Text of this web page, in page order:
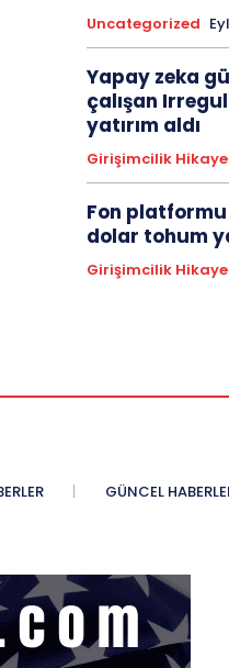
Uncategorized
Yapay zeka
çalışan
yatırım aldı
Girişimcilik
Fon
dolar tohum
Girişimcilik
GÜNCEL